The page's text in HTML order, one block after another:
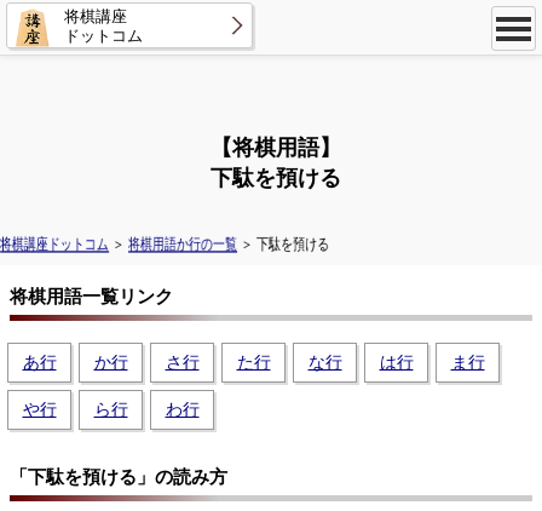
将棋講座
ドットコム
【将棋用語】
下駄を預ける
将棋講座ドットコム ＞ 将棋用語か行の一覧 ＞ 下駄を預ける
将棋用語一覧リンク
あ行 か行 さ行 た行 な行 は行 ま行
や行 ら行 わ行
「下駄を預ける」の読み方